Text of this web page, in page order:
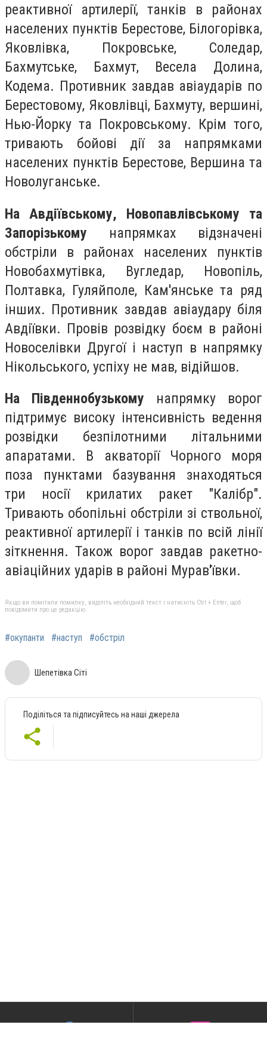
реактивної артилерії, танків в районах
населених пунктів Берестове, Білогорівка,
Яковлівка, Покровське, Соледар,
Бахмутське, Бахмут, Весела Долина,
Кодема. Противник завдав авіаударів по
Берестовому, Яковлівці, Бахмуту, вершині,
Нью-Йорку та Покровському. Крім того,
тривають бойові дії за напрямками
населених пунктів Берестове, Вершина та
Новолуганське.
На Авдіївському, Новопавлівському та
Запорізькому напрямках відзначені
обстріли в районах населених пунктів
Новобахмутівка, Вугледар, Новопіль,
Полтавка, Гуляйполе, Кам'янське та ряд
інших. Противник завдав авіаудару біля
Авдіївки. Провів розвідку боєм в районі
Новоселівки Другої і наступ в напрямку
Нікольського, успіху не мав, відійшов.
На Південнобузькому напрямку ворог
підтримує високу інтенсивність ведення
розвідки безпілотними літальними
апаратами. В акваторії Чорного моря
поза пунктами базування знаходяться
три носії крилатих ракет "Калібр".
Тривають обопільні обстріли зі ствольної,
реактивної артилерії і танків по всій лінії
зіткнення. Також ворог завдав ракетно-
авіаційних ударів в районі Мурав'ївки.
Якщо ви помітили помилку, виділіть необхідний текст і натисніть Ctrl + Enter, щоб
повідомити про це редакцію
#окупанти #наступ #обстріл
Шепетівка Сіті
Поділіться та підписуйтесь на наші джерела